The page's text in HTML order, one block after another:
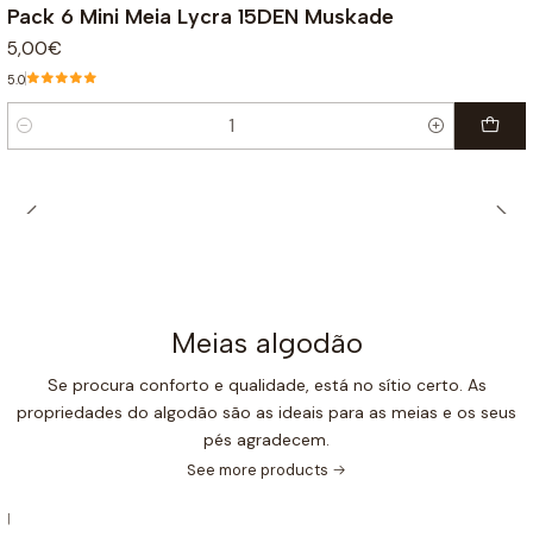
Pack 6 Mini Meia Lycra 15DEN Muskade
5,00€
5.0
Quantity
Meias algodão
Se procura conforto e qualidade, está no sítio certo. As
propriedades do algodão são as ideais para as meias e os seus
pés agradecem.
See more products
|